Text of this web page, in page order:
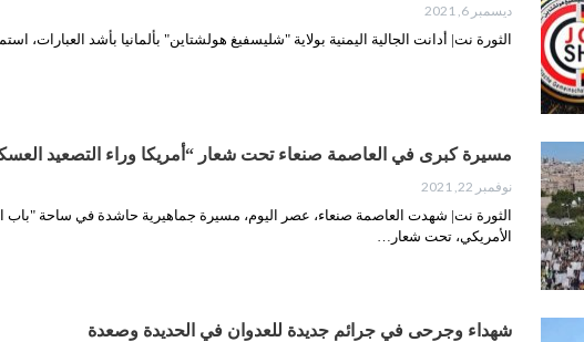
ديسمبر 6, 2021
الثورة نت| أدانت الجالية اليمنية بولاية "شليسفيغ هولشتاين" بألمانيا بأشد العبارات،
مسيرة كبرى في العاصمة صنعاء تحت شعار “أمريكا وراء التصعيد
نوفمبر 22, 2021
الثورة نت| شهدت العاصمة صنعاء، عصر اليوم، مسيرة جماهيرية حاشدة في ساحة "باب
الأمريكي، تحت شعار…
شهداء وجرحى في جرائم جديدة للعدوان في الحديدة وصعدة